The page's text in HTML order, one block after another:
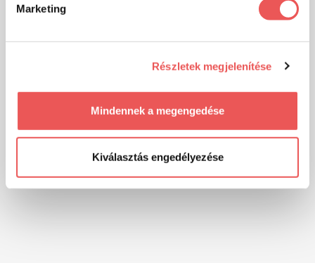
Marketing
Részletek megjelenítése
Mindennek a megengedése
Kiválasztás engedélyezése